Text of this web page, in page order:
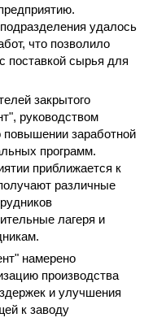
удалось
что позволило
поставкой сырья для
закрытого
руководством
заработной
программ.
приближается к
различные
лагеря и
намерено
производства
и улучшения
к заводу